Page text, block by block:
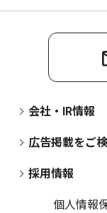
会社・IR情報
広告掲載をご
採用情報
個人情報